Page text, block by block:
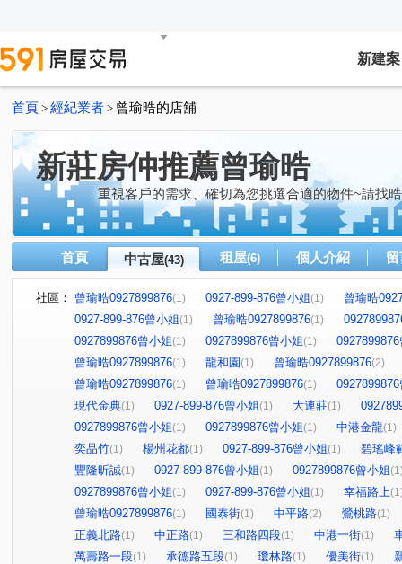
新建案
首頁 > 經紀業者 > 曾瑜晧的店舖
新莊房仲推薦曾瑜晧
重視客戶的需求、確切為您挑選合適的物件~請找
首頁 中古屋(43) 租屋(6) 個人介紹
社區： 曾瑜晧0927899876(1) 0927-899-876曾小姐(1)
曾瑜晧
0927-899-876曾小姐(1) 曾瑜晧0927899876(1)
0927899876曾小姐(1) 0927899876曾小姐(1)
曾瑜晧0927899876(1) 龍和園(1) 曾瑜晧0927899876(2)
曾瑜晧0927899876(1) 曾瑜晧0927899876(1)
現代金典(1) 0927-899-876曾小姐(1) 大連莊(1)
0927899876曾小姐(1) 0927899876曾小姐(1) 中港金龍(1)
奕品竹(1) 楊州花都(1) 0927-899-876曾小姐(1)
碧瑤峰
豐隆昕誠(1) 0927-899-876曾小姐(1) 0927899876曾小姐
0927899876曾小姐(1) 0927-899-876曾小姐(1) 幸福路上
曾瑜晧0927899876(1) 國泰街(1) 中平路(2) 鶯桃路(1)
正義北路(1) 中正路(1) 三和路四段(1) 中港一街(1)
萬壽路一段(1) 承德路五段(1) 瓊林路(1) 優美街(1)